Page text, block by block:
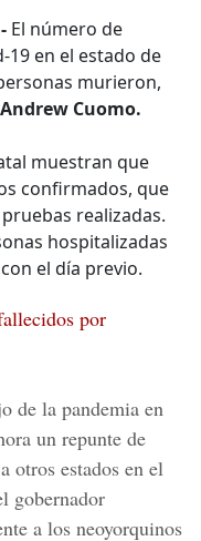
El número de
19 en el estado de
murieron,
Andrew Cuomo.
muestran que
confirmados, que
realizadas.
hospitalizadas
el día previo.
por
de la pandemia en
un repunte de
otros estados en el
gobernador
a los neoyorquinos